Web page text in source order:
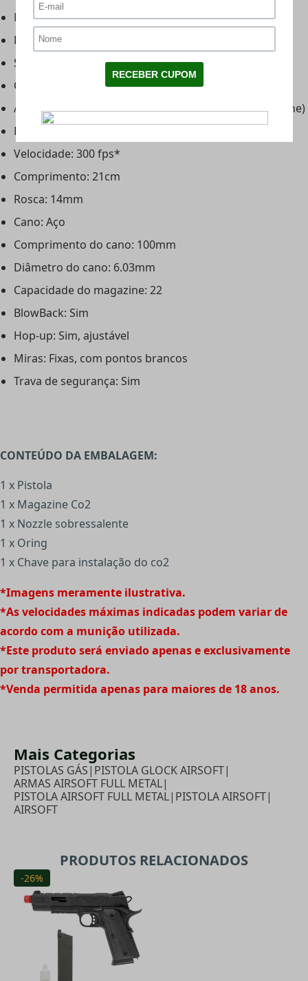
Modelo: Glock Acta Non Verba
Fabricante: Secutor Arms
Slide: Metal
Corpo: Polímero de alta densidade
Alimentação: Co2 ou Green Gás (Depende do magazine)
Peso: 790g
Velocidade: 300 fps*
Comprimento: 21cm
Rosca: 14mm
Cano: Aço
Comprimento do cano: 100mm
Diâmetro do cano: 6.03mm
Capacidade do magazine: 22
BlowBack: Sim
Hop-up: Sim, ajustável
Miras: Fixas, com pontos brancos
Trava de segurança: Sim
CONTEÚDO DA EMBALAGEM:
1 x Pistola
1 x Magazine Co2
1 x Nozzle sobressalente
1 x Oring
1 x Chave para instalação do co2
*Imagens meramente ilustrativa.
*As velocidades máximas indicadas podem variar de
acordo com a munição utilizada.
*Este produto será enviado apenas e exclusivamente
por transportadora.
*Venda permitida apenas para maiores de 18 anos.
Mais Categorias
PISTOLAS GÁS| PISTOLA GLOCK AIRSOFT|
ARMAS AIRSOFT FULL METAL|
PISTOLA AIRSOFT FULL METAL| PISTOLA AIRSOFT|
AIRSOFT
PRODUTOS RELACIONADOS
-26%